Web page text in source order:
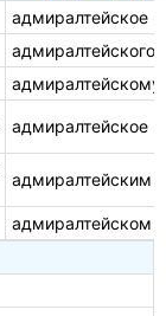
адмиралтейское
адмиралтейского
адмиралтейскому
адмиралтейское
адмиралтейским
адмиралтейском